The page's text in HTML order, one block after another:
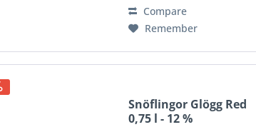
Compare
Remember
Snöflingor Glögg Red
0,75 l - 12 %